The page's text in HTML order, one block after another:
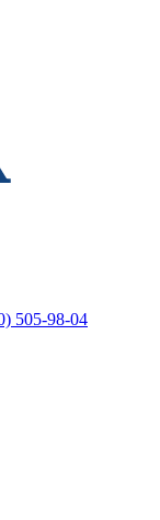
505-98-04